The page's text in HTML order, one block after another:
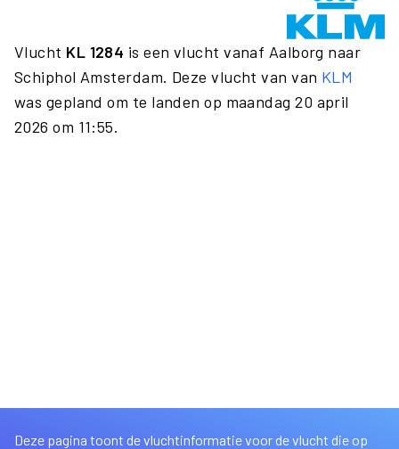
Vlucht KL 1284 is een vlucht vanaf Aalborg naar
Schiphol Amsterdam. Deze vlucht van van KLM
was gepland om te landen op maandag 20 april
2026 om 11:55.
Deze pagina toont de vluchtinformatie voor de vlucht die op